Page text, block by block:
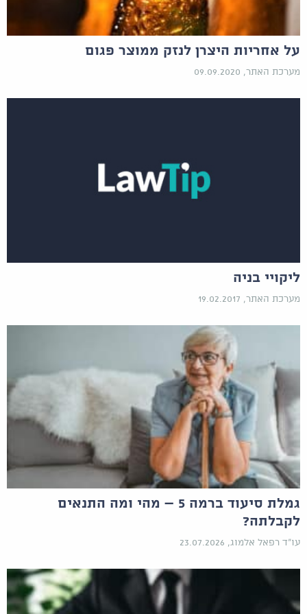
על אחריות היצרן לנזק ממוצר פגום
מערכת האתר, 09.09.2020
ליקויי בניה
מערכת האתר, 19.02.2017
גמלת סיעוד ברמה 5 – מהי ומה התנאים
לקבלתה?
עו"ד רפאל אלמוג, 23.07.2026